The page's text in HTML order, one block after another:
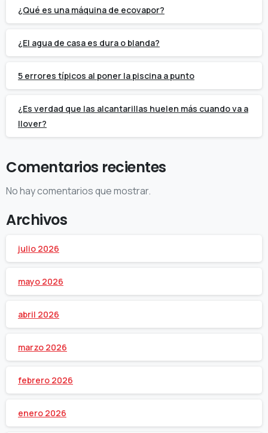
¿Qué es una máquina de ecovapor?
¿El agua de casa es dura o blanda?
5 errores típicos al poner la piscina a punto
¿Es verdad que las alcantarillas huelen más cuando va a
llover?
Comentarios recientes
No hay comentarios que mostrar.
Archivos
julio 2026
mayo 2026
abril 2026
marzo 2026
febrero 2026
enero 2026